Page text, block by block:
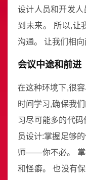
设计人员和开发
到未来。 所以,让
沟通。 让我们相向
会议中途和前进
在这种环境下,很
时间学习,确保我
习尽可能多的代
员设计:掌握足够
师——你不必。 掌
和怪癖。 也没有